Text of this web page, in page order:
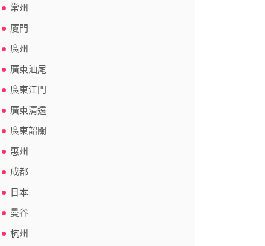
常州
廈門
廣州
廣東汕尾
廣東江門
廣東清遠
廣東韶關
惠州
成都
日本
曼谷
杭州